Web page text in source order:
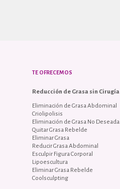
TE OFRECEMOS
Reducción de Grasa sin Cirugía
Eliminación de Grasa Abdominal
Criolipolisis
Eliminación de Grasa No Deseada
Quitar Grasa Rebelde
Eliminar Grasa
Reducir Grasa Abdominal
Esculpir Figura Corporal
Lipoescultura
Eliminar Grasa Rebelde
Coolsculpting